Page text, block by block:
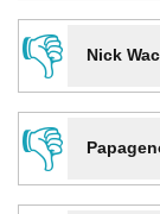
👎
Nick
👎